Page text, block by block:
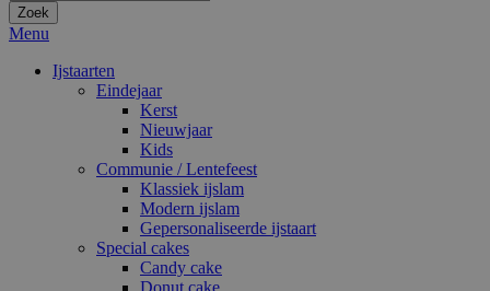
Zoek
Menu
Ijstaarten
Eindejaar
Kerst
Nieuwjaar
Kids
Communie / Lentefeest
Klassiek ijslam
Modern ijslam
Gepersonaliseerde ijstaart
Special cakes
Candy cake
Donut cake